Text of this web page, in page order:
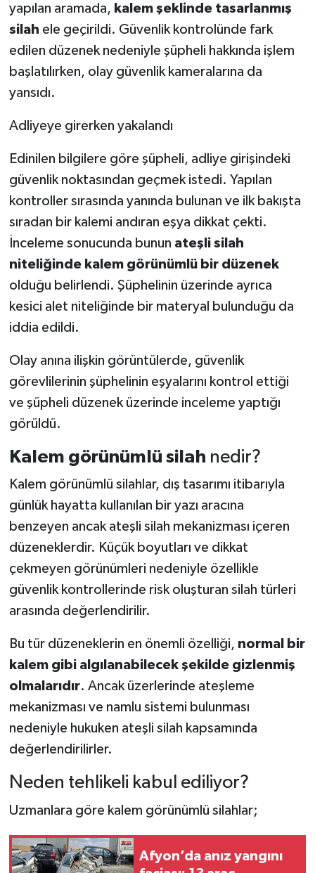
yapılan aramada, kalem şeklinde tasarlanmış
silah ele geçirildi. Güvenlik kontrolünde fark
edilen düzenek nedeniyle şüpheli hakkında işlem
başlatılırken, olay güvenlik kameralarına da
yansıdı.
Adliyeye girerken yakalandı
Edinilen bilgilere göre şüpheli, adliye girişindeki
güvenlik noktasından geçmek istedi. Yapılan
kontroller sırasında yanında bulunan ve ilk bakışta
sıradan bir kalemi andıran eşya dikkat çekti.
İnceleme sonucunda bunun ateşli silah
niteliğinde kalem görünümlü bir düzenek
olduğu belirlendi. Şüphelinin üzerinde ayrıca
kesici alet niteliğinde bir materyal bulunduğu da
iddia edildi.
Olay anına ilişkin görüntülerde, güvenlik
görevlilerinin şüphelinin eşyalarını kontrol ettiği
ve şüpheli düzenek üzerinde inceleme yaptığı
görüldü.
Kalem görünümlü silah nedir?
Kalem görünümlü silahlar, dış tasarımı itibarıyla
günlük hayatta kullanılan bir yazı aracına
benzeyen ancak ateşli silah mekanizması içeren
düzeneklerdir. Küçük boyutları ve dikkat
çekmeyen görünümleri nedeniyle özellikle
güvenlik kontrollerinde risk oluşturan silah türleri
arasında değerlendirilir.
Bu tür düzeneklerin en önemli özelliği, normal bir
kalem gibi algılanabilecek şekilde gizlenmiş
olmalarıdır. Ancak üzerlerinde ateşleme
mekanizması ve namlu sistemi bulunması
nedeniyle hukuken ateşli silah kapsamında
değerlendirilirler.
Neden tehlikeli kabul ediliyor?
Uzmanlara göre kalem görünümlü silahlar;
Afyon’da anız yangını